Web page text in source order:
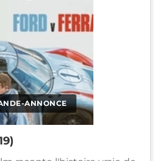
ANNONCE